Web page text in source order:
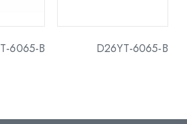
D26YT-6065-B
6065-B